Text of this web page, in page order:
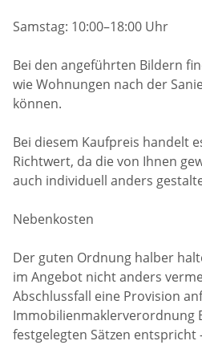
Samstag: 10:00–18:00 Uhr
Bei den angeführten Bildern
wie Wohnungen nach der
können.
Bei diesem Kaufpreis handelt
Richtwert, da die von Ihnen
auch individuell anders
Nebenkosten
Der guten Ordnung halber
im Angebot nicht anders
Abschlussfall eine Provision
Immobilienmaklerverordnung
festgelegten Sätzen entspricht